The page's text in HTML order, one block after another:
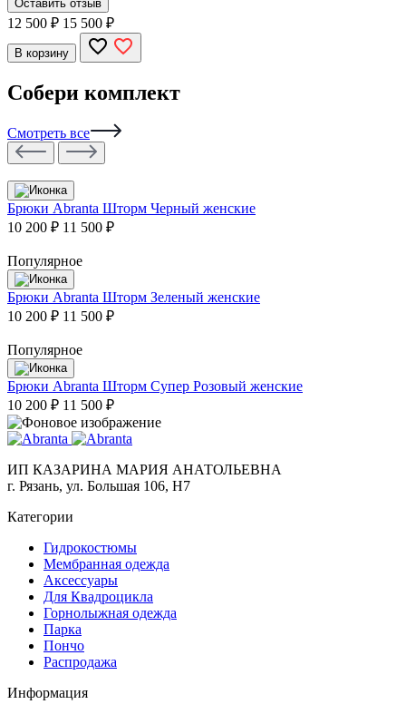
Оставить отзыв
12 500 ₽ 15 500 ₽
В корзину
Собери комплект
Смотреть все
Брюки Abranta Шторм Черный женские
10 200 ₽ 11 500 ₽
Популярное
Брюки Abranta Шторм Зеленый женские
10 200 ₽ 11 500 ₽
Популярное
Брюки Abranta Шторм Супер Розовый женские
10 200 ₽ 11 500 ₽
ИП КАЗАРИНА МАРИЯ АНАТОЛЬЕВНА
г. Рязань, ул. Большая 106, Н7
Категории
Гидрокостюмы
Мембранная одежда
Аксесcуары
Для Квадроцикла
Горнолыжная одежда
Парка
Пончо
Распродажа
Информация